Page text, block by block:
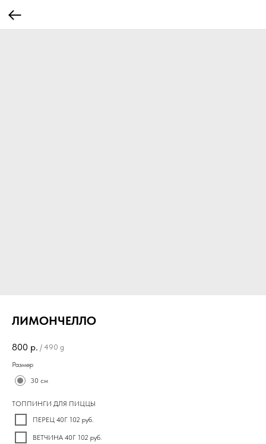
ЛИМОНЧЕЛЛО
800 р. / 490 g
Размер
30 см
ТОППИНГИ ДЛЯ ПИЦЦЫ
ПЕРЕЦ 40Г 102 руб.
ВЕТЧИНА 40Г 102 руб.